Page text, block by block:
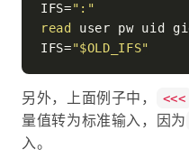
IFS=":"
read
user pw uid
IFS="$OLD_IFS"
另外，上面例子中， <<<
量值转为标准输入，因为
入。